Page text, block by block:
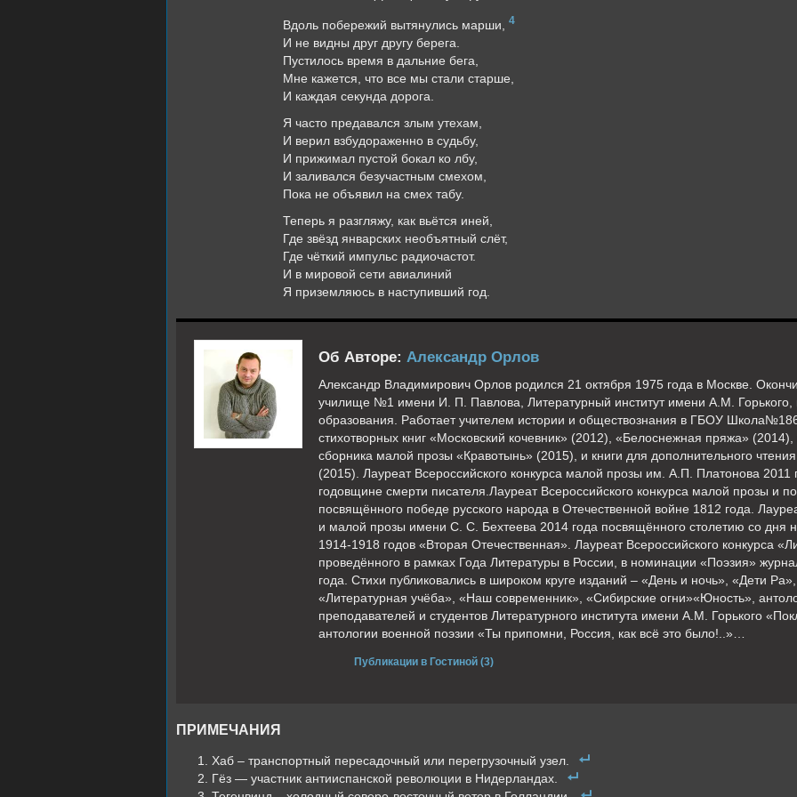
Вдоль побережий вытянулись марши, 4
И не видны друг другу берега.
Пустилось время в дальние бега,
Мне кажется, что все мы стали старше,
И каждая секунда дорога.
Я часто предавался злым утехам,
И верил взбудораженно в судьбу,
И прижимал пустой бокал ко лбу,
И заливался безучастным смехом,
Пока не объявил на смех табу.
Теперь я разгляжу, как вьётся иней,
Где звёзд январских необъятный слёт,
Где чёткий импульс радиочастот.
И в мировой сети авиалиний
Я приземляюсь в наступивший год.
Об Авторе: Александр Орлов
Александр Владимирович Орлов родился 21 октября 1975 года в Москве.
училище №1 имени И. П. Павлова, Литературный институт имени А.М. Горького,
образования. Работает учителем истории и обществознания в ГБОУ
стихотворных книг «Московский кочевник» (2012), «Белоснежная пряжа»
сборника малой прозы «Кравотынь» (2015), и книги для дополнительного
(2015). Лауреат Всероссийского конкурса малой прозы им. А.П. Платонова 2011
годовщине смерти писателя.Лауреат Всероссийского конкурса малой прозы и
посвящённого победе русского народа в Отечественной войне 1812 года.
и малой прозы имени С. С. Бехтеева 2014 года посвящённого столетию со дня
1914-1918 годов «Вторая Отечественная». Лауреат Всероссийского конкурса
проведённого в рамках Года Литературы в России, в номинации «Поэзия»
года. Стихи публиковались в широком круге изданий – «День и ночь», «Дети
«Литературная учёба», «Наш современник», «Сибирские огни»«Юность»,
преподавателей и студентов Литературного института имени А.М. Горького
антологии военной поэзии «Ты припомни, Россия, как всё это было!..»…
Публикации в Гостиной (3)
ПРИМЕЧАНИЯ
Хаб – транспортный пересадочный или перегрузочный узел.
Гёз — участник антииспанской революции в Нидерландах.